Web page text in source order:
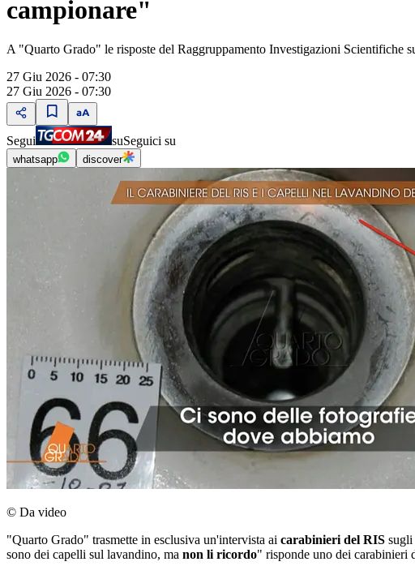
campionare"
A "Quarto Grado" le risposte del Raggruppamento Investigazioni Scientifiche
27 Giu 2026 - 07:30
27 Giu 2026 - 07:30
Segui suSeguici su
whatsapp discover
© Da video
"Quarto Grado" trasmette in esclusiva un'intervista ai carabinieri del RIS sugli
sono dei capelli sul lavandino, ma non li ricordo" risponde uno dei carabinieri